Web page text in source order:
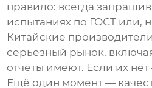
правило: всегда
испытаниях по ГОСТ или,
Китайские
серьёзный рынок,
отчёты имеют. Если их
Ещё один момент —